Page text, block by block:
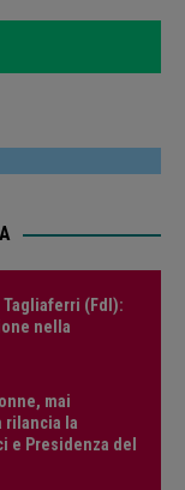
(FdI):
nella
mai
rilancia la
e Presidenza del